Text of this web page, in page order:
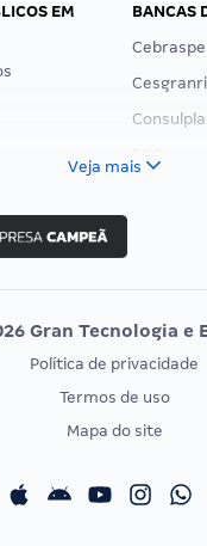
EM
Unificado
BANCAS
Cebraspe
Vunesp
PROFISSÃO
EXAME
Veja mais
Gran Tecnologia e
Política de privacidade
Termos de uso
Mapa do site